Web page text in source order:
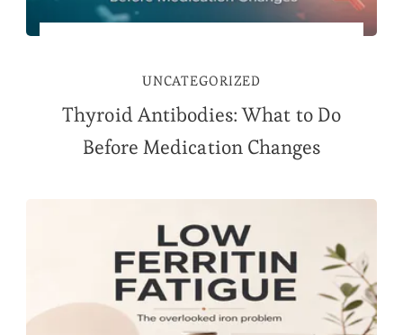
UNCATEGORIZED
Thyroid Antibodies: What to Do
Before Medication Changes